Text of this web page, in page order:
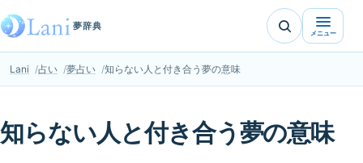
夢辞典
メニュー
Lani 占い 夢占い 知らない人と付き合う夢の意味
知らない人と付き合う夢の意味